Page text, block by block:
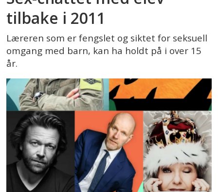
tilbake i 2011
Læreren som er fengslet og siktet for seksuell
omgang med barn, kan ha holdt på i over 15
år.